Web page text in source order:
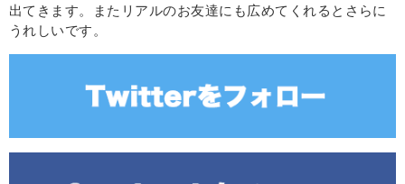
出てきます。またリアルのお友達にも広めてくれるとさらに
うれしいです。